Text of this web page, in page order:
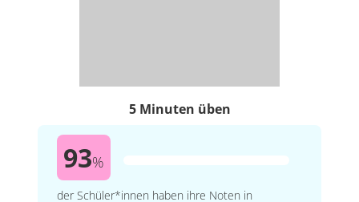
5 Minuten üben
93%
der Schüler*innen haben ihre Noten in